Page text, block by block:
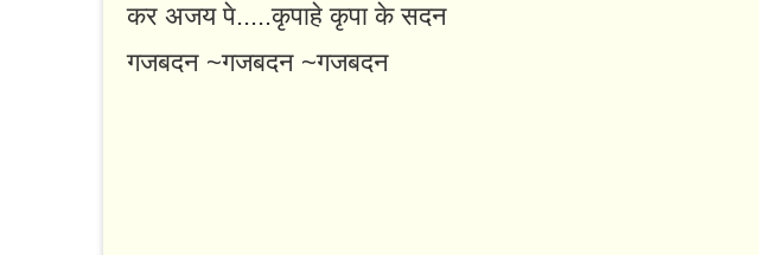
कर अजय पे.....कृपाहे कृपा के सदन
गजबदन ~गजबदन ~गजबदन